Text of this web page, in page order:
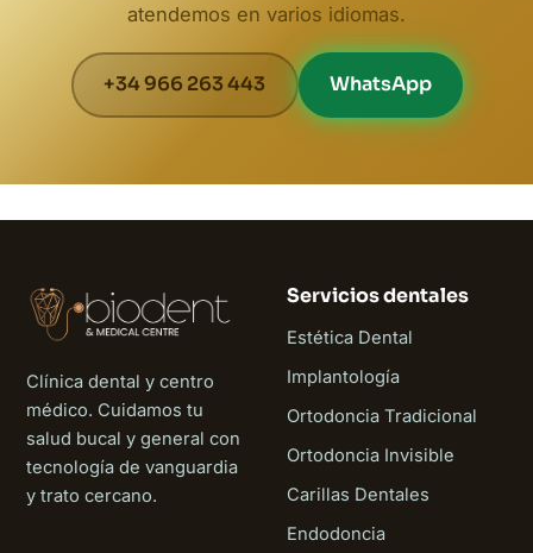
atendemos en varios idiomas.
+34 966 263 443 WhatsApp
Clínica dental y centro
médico. Cuidamos tu
salud bucal y general con
tecnología de vanguardia
y trato cercano.
Servicios dentales
Estética Dental
Implantología
Ortodoncia Tradicional
Ortodoncia Invisible
Carillas Dentales
Endodoncia